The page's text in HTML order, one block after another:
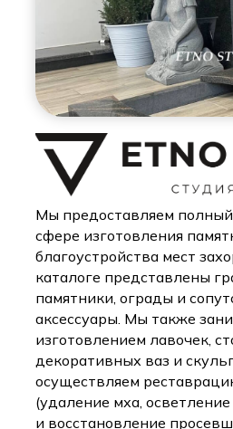
Мы предоставляем полный
сфере изготовления
благоустройства мест
каталоге представлены
памятники, ограды и
аксессуары. Мы также
изготовлением лавочек,
декоративных ваз и
осуществляем
(удаление мха,
и восстановление